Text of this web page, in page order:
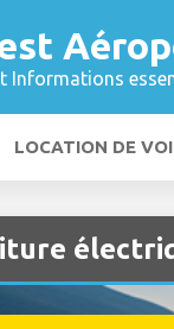
Informations
LOCATION DE